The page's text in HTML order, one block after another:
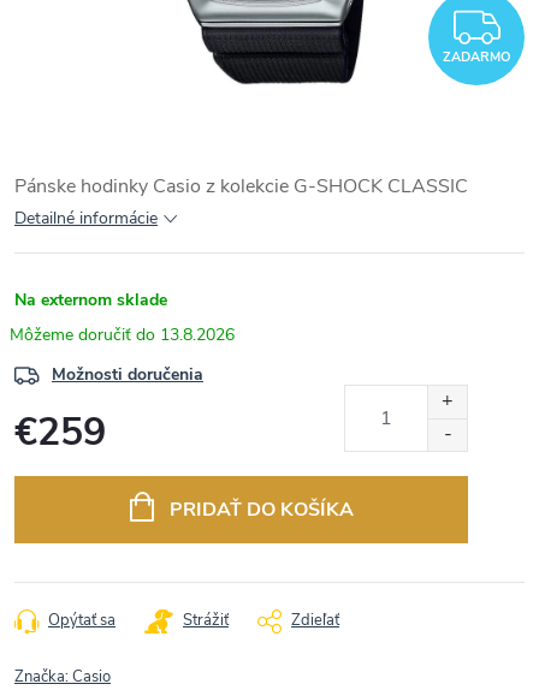
ZADARMO
Pánske hodinky Casio z kolekcie G-SHOCK CLASSIC
Detailné informácie
Na externom sklade
13.8.2026
Možnosti doručenia
€259
PRIDAŤ DO KOŠÍKA
Opýtať sa Strážiť Zdieľať
Značka:Casio